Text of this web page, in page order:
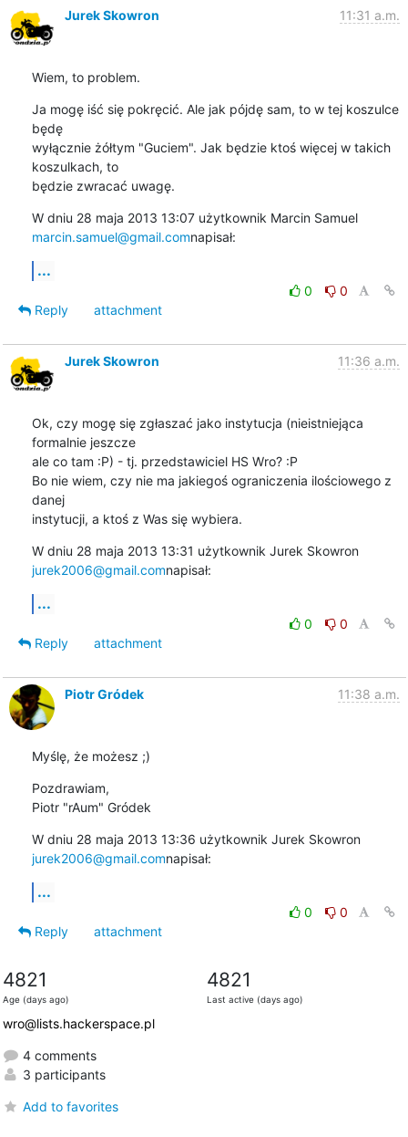
Jurek Skowron 11:31 a.m.
Wiem, to problem.
Ja mogę iść się pokręcić. Ale jak pójdę sam, to w tej koszulce
będę
wyłącznie żółtym "Guciem". Jak będzie ktoś więcej w takich
koszulkach, to
będzie zwracać uwagę.
W dniu 28 maja 2013 13:07 użytkownik Marcin Samuel
marcin.samuel@gmail.comnapisał:
...
0
0
Reply
attachment
Jurek Skowron 11:36 a.m.
Ok, czy mogę się zgłaszać jako instytucja (nieistniejąca
formalnie jeszcze
ale co tam :P) - tj. przedstawiciel HS Wro? :P
Bo nie wiem, czy nie ma jakiegoś ograniczenia ilościowego z
danej
instytucji, a ktoś z Was się wybiera.
W dniu 28 maja 2013 13:31 użytkownik Jurek Skowron
jurek2006@gmail.comnapisał:
...
0
0
Reply
attachment
Piotr Gródek 11:38 a.m.
Myślę, że możesz ;)
Pozdrawiam,
Piotr "rAum" Gródek
W dniu 28 maja 2013 13:36 użytkownik Jurek Skowron
jurek2006@gmail.comnapisał:
...
0
0
Reply
attachment
4821
Age (days ago)
4821
Last active (days ago)
wro@lists.hackerspace.pl
4 comments
3 participants
Add to favorites